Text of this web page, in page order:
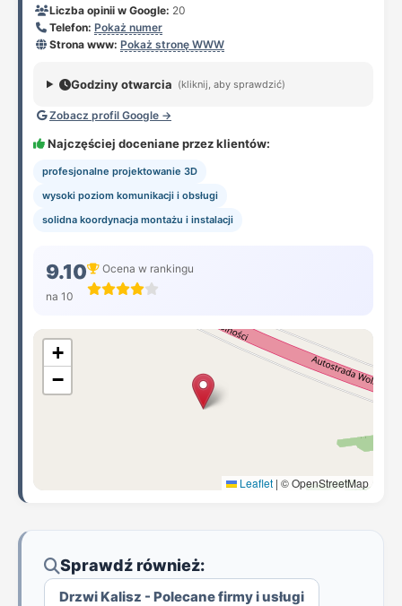
Liczba opinii w Google: 20
Telefon: Pokaż numer
Strona www: Pokaż stronę WWW
Godziny otwarcia (kliknij, aby sprawdzić)
Zobacz profil Google →
Najczęściej doceniane przez klientów:
profesjonalne projektowanie 3D
wysoki poziom komunikacji i obsługi
solidna koordynacja montażu i instalacji
9.10
na 10
Ocena w rankingu
+
−
Leaflet | © OpenStreetMap
Sprawdź również:
Drzwi Kalisz - Polecane firmy i usługi